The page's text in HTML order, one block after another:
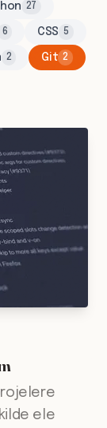
27
6 CSS 5
2 Git 2
ele